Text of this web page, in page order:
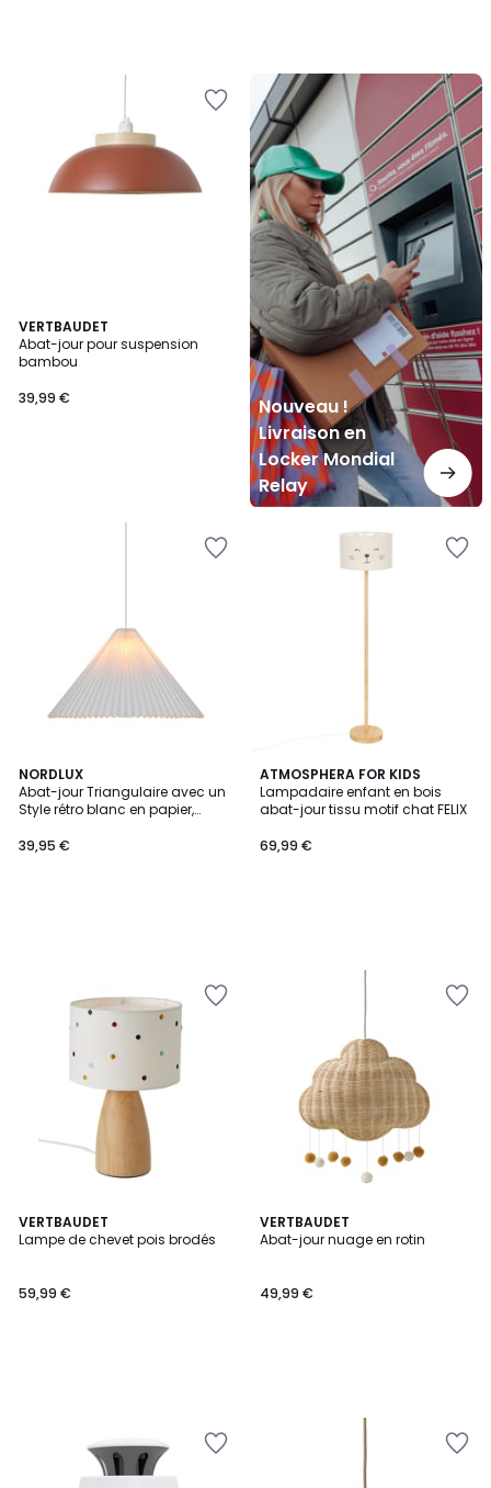
VERTBAUDET
Abat-jour pour suspension
bambou
39,99 €
Nouveau !
Livraison en
Locker Mondial
Relay
Nouveau
Livraison
en
Locker
Mondial
Relay
NORDLUX
Abat-jour Triangulaire avec un
Style rétro blanc en papier,
39,95 €
ATMOSPHERA FOR KIDS
Lampadaire enfant en bois
abat-jour tissu motif chat FELIX
69,99 €
VERTBAUDET
Lampe de chevet pois brodés
59,99 €
VERTBAUDET
Abat-jour nuage en rotin
49,99 €